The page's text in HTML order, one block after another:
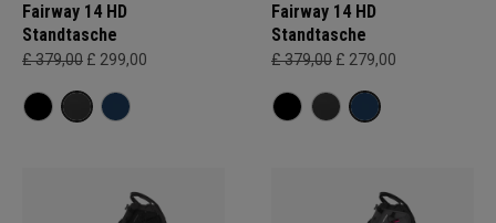
Fairway 14 HD
Standtasche
£ 379,00 £ 299,00
Fairway 14 HD
Standtasche
£ 379,00 £ 279,00